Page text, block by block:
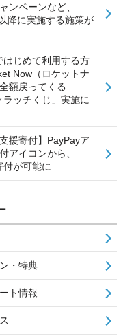
ンペーンなど、
降に実施する施策が
はじめて利用する方
Now（ロケットナ
額戻ってくる
ラッチくじ」実施に
援寄付】PayPayア
アイコンから、
付が可能に
・特典
ト情報